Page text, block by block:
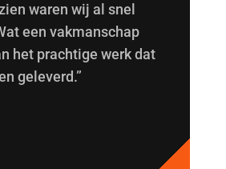
waren wij al snel
een vakmanschap
het prachtige werk dat
geleverd.”